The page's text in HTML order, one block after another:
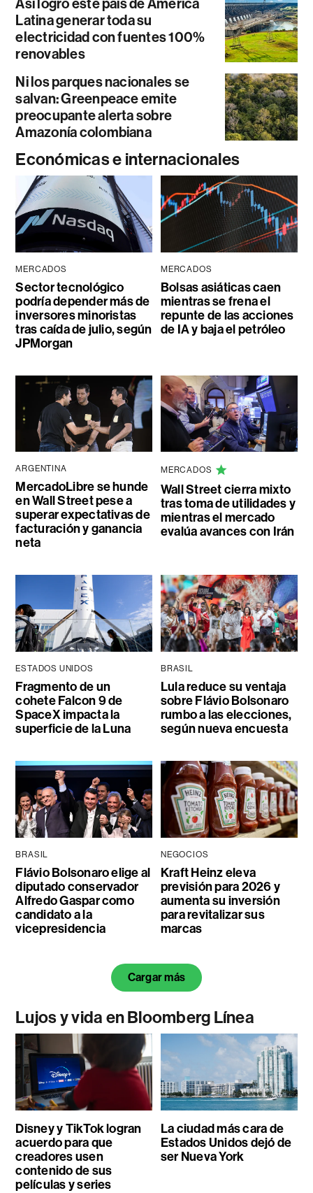
Latina generar toda su
electricidad con fuentes 100%
renovables
Ni los parques nacionales se
salvan: Greenpeace emite
preocupante alerta sobre
Amazonía colombiana
Económicas e internacionales
MERCADOS
Sector tecnológico
podría depender más de
inversores minoristas
tras caída de julio, según
JPMorgan
MERCADOS
Bolsas asiáticas caen
mientras se frena el
repunte de las acciones
de IA y baja el petróleo
ARGENTINA
MercadoLibre se hunde
en Wall Street pese a
superar expectativas de
facturación y ganancia
neta
MERCADOS
Wall Street cierra mixto
tras toma de utilidades y
mientras el mercado
evalúa avances con Irán
ESTADOS UNIDOS
Fragmento de un
cohete Falcon 9 de
SpaceX impacta la
superficie de la Luna
BRASIL
Lula reduce su ventaja
sobre Flávio Bolsonaro
rumbo a las elecciones,
según nueva encuesta
BRASIL
Flávio Bolsonaro elige al
diputado conservador
Alfredo Gaspar como
candidato a la
vicepresidencia
NEGOCIOS
Kraft Heinz eleva
previsión para 2026 y
aumenta su inversión
para revitalizar sus
marcas
Cargar más
Lujos y vida en Bloomberg Línea
Disney y TikTok logran
acuerdo para que
creadores usen
contenido de sus
películas y series
La ciudad más cara de
Estados Unidos dejó de
ser Nueva York